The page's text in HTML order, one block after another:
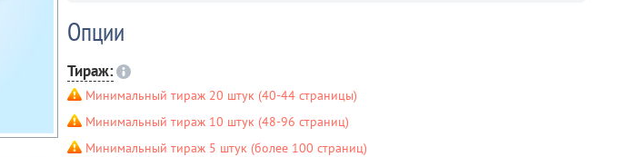
Опции
Тираж:
Минимальный тираж 20 штук (40-44 страницы)
Минимальный тираж 10 штук (48-96 страниц)
Минимальный тираж 5 штук (более 100 страниц)